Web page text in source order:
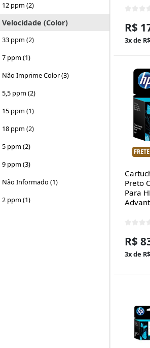
12 ppm (2)
Velocidade (Color)
33 ppm (2)
7 ppm (1)
Não Imprime Color (3)
5,5 ppm (2)
15 ppm (1)
18 ppm (2)
5 ppm (2)
9 ppm (3)
Não Informado (1)
2 ppm (1)
R$
3x de
Preto
Para
R$
3x de